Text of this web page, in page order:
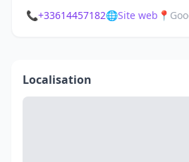
📞+33614457182🌐Site web 📍
Localisation